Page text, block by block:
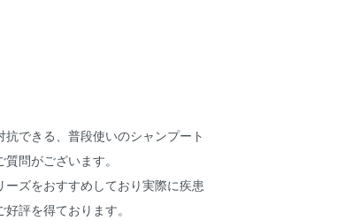
できる、普段使いのシャンプート
問がございます。
ズをおすすめしており実際に疾患
評を得ております。